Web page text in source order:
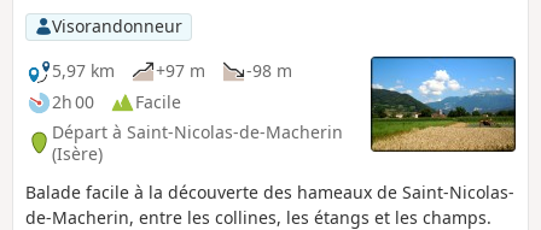
Visorandonneur
5,97 km
+97 m
-98 m
2h 00
Facile
Départ à Saint-Nicolas-de-Macherin
(Isère)
Balade facile à la découverte des hameaux de Saint-Nicolas-
de-Macherin, entre les collines, les étangs et les champs.